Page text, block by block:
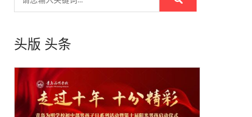
头版 头条